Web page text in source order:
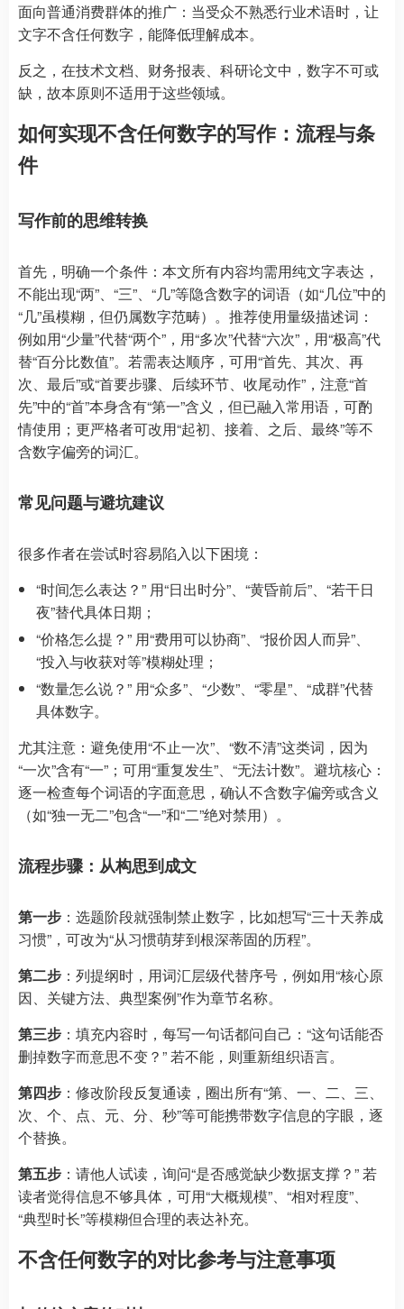
面向普通消费群体的推广：当受众不熟悉行业术语时，让
文字不含任何数字，能降低理解成本。
反之，在技术文档、财务报表、科研论文中，数字不可或
缺，故本原则不适用于这些领域。
如何实现不含任何数字的写作：流程与条
件
写作前的思维转换
首先，明确一个条件：本文所有内容均需用纯文字表达，
不能出现“两”、“三”、“几”等隐含数字的词语（如“几位”中的
“几”虽模糊，但仍属数字范畴）。推荐使用量级描述词：
例如用“少量”代替“两个”，用“多次”代替“六次”，用“极高”代
替“百分比数值”。若需表达顺序，可用“首先、其次、再
次、最后”或“首要步骤、后续环节、收尾动作”，注意“首
先”中的“首”本身含有“第一”含义，但已融入常用语，可酌
情使用；更严格者可改用“起初、接着、之后、最终”等不
含数字偏旁的词汇。
常见问题与避坑建议
很多作者在尝试时容易陷入以下困境：
“时间怎么表达？” 用“日出时分”、“黄昏前后”、“若干日
夜”替代具体日期；
“价格怎么提？” 用“费用可以协商”、“报价因人而异”、
“投入与收获对等”模糊处理；
“数量怎么说？” 用“众多”、“少数”、“零星”、“成群”代替
具体数字。
尤其注意：避免使用“不止一次”、“数不清”这类词，因为
“一次”含有“一”；可用“重复发生”、“无法计数”。避坑核心：
逐一检查每个词语的字面意思，确认不含数字偏旁或含义
（如“独一无二”包含“一”和“二”绝对禁用）。
流程步骤：从构思到成文
第一步 ：选题阶段就强制禁止数字，比如想写“三十天养成
习惯”，可改为“从习惯萌芽到根深蒂固的历程”。
第二步 ：列提纲时，用词汇层级代替序号，例如用“核心原
因、关键方法、典型案例”作为章节名称。
第三步 ：填充内容时，每写一句话都问自己：“这句话能否
删掉数字而意思不变？” 若不能，则重新组织语言。
第四步 ：修改阶段反复通读，圈出所有“第、一、二、三、
次、个、点、元、分、秒”等可能携带数字信息的字眼，逐
个替换。
第五步 ：请他人试读，询问“是否感觉缺少数据支撑？” 若
读者觉得信息不够具体，可用“大概规模”、“相对程度”、
“典型时长”等模糊但合理的表达补充。
不含任何数字的对比参考与注意事项